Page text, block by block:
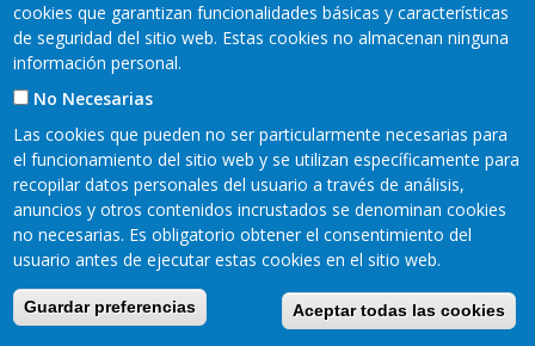
Pie
de
Página
Oscos
-
Eo
Mapa web
Aviso legal
Política de privacidad
Cookies
cookies que garantizan funcionalidades básicas y características
de seguridad del sitio web. Estas cookies no almacenan ninguna
información personal.
No Necesarias
Las cookies que pueden no ser particularmente necesarias para
el funcionamiento del sitio web y se utilizan específicamente para
recopilar datos personales del usuario a través de análisis,
anuncios y otros contenidos incrustados se denominan cookies
no necesarias. Es obligatorio obtener el consentimiento del
usuario antes de ejecutar estas cookies en el sitio web.
Guardar preferencias Aceptar todas las cookies